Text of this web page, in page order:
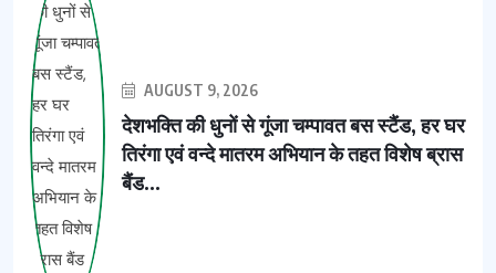
AUGUST 9, 2026
देशभक्ति की धुनों से गूंजा चम्पावत बस स्टैंड, हर घर
तिरंगा एवं वन्दे मातरम अभियान के तहत विशेष ब्रास
बैंड...